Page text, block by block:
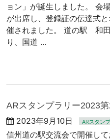
ョン」が誕生しました。 会
が出席し、登録証の伝達式
催されました。 道の駅 和
り、国道 …
ARスタンプラリー2023
2023年9月10日 ARスタン
信州道の駅交流会で開催し